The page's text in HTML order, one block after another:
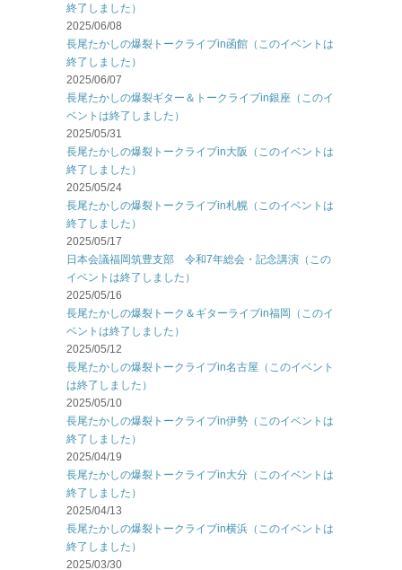
終了しました）
2025/06/08
長尾たかしの爆裂トークライブin函館（このイベントは
終了しました）
2025/06/07
長尾たかしの爆裂ギター＆トークライブin銀座（このイ
ベントは終了しました）
2025/05/31
長尾たかしの爆裂トークライブin大阪（このイベントは
終了しました）
2025/05/24
長尾たかしの爆裂トークライブin札幌（このイベントは
終了しました）
2025/05/17
日本会議福岡筑豊支部 令和7年総会・記念講演（この
イベントは終了しました）
2025/05/16
長尾たかしの爆裂トーク＆ギターライブin福岡（このイ
ベントは終了しました）
2025/05/12
長尾たかしの爆裂トークライブin名古屋（このイベント
は終了しました）
2025/05/10
長尾たかしの爆裂トークライブin伊勢（このイベントは
終了しました）
2025/04/19
長尾たかしの爆裂トークライブin大分（このイベントは
終了しました）
2025/04/13
長尾たかしの爆裂トークライブin横浜（このイベントは
終了しました）
2025/03/30